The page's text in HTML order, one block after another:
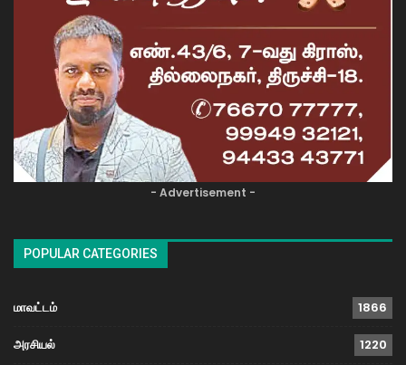
- Advertisement -
POPULAR CATEGORIES
மாவட்டம் 1866
அரசியல் 1220